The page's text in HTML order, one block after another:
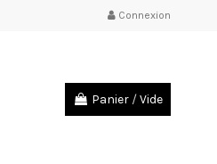
Connexion
Panier /Vide